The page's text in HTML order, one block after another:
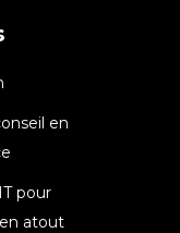
en
pour
atout